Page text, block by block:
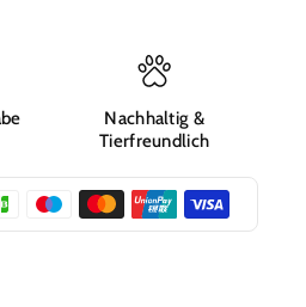
Nachhaltig &
Tierfreundlich